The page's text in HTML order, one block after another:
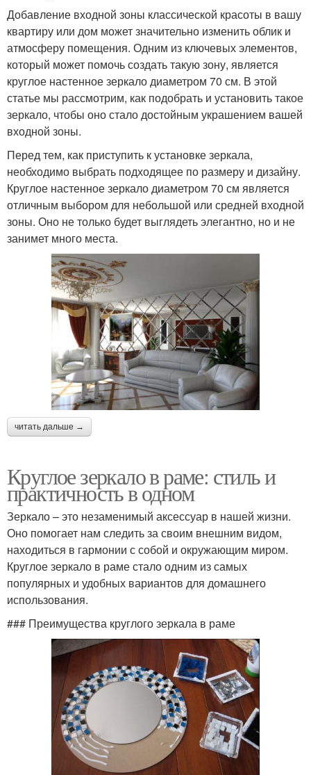
Добавление входной зоны классической красоты в вашу
квартиру или дом может значительно изменить облик и
атмосферу помещения. Одним из ключевых элементов,
который может помочь создать такую зону, является
круглое настенное зеркало диаметром 70 см. В этой
статье мы рассмотрим, как подобрать и установить такое
зеркало, чтобы оно стало достойным украшением вашей
входной зоны.
Перед тем, как приступить к установке зеркала,
необходимо выбрать подходящее по размеру и дизайну.
Круглое настенное зеркало диаметром 70 см является
отличным выбором для небольшой или средней входной
зоны. Оно не только будет выглядеть элегантно, но и не
занимет много места.
читать дальше →
Круглое зеркало в раме: стиль и
практичность в одном
Зеркало – это незаменимый аксессуар в нашей жизни.
Оно помогает нам следить за своим внешним видом,
находиться в гармонии с собой и окружающим миром.
Круглое зеркало в раме стало одним из самых
популярных и удобных вариантов для домашнего
использования.
### Преимущества круглого зеркала в раме